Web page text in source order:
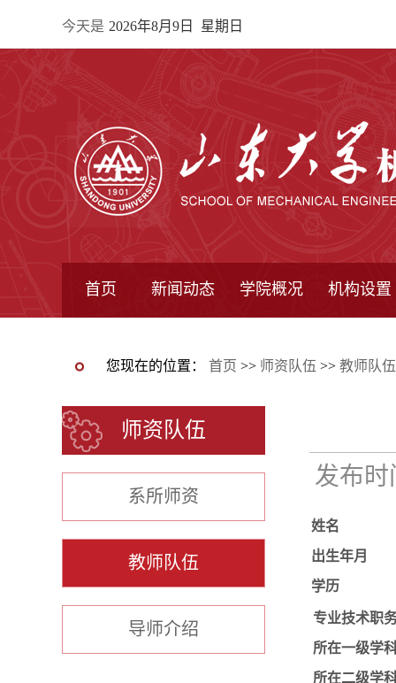
今天是 2026年8月9日 星期日
首页 新闻动态 学院概况 机构设置
您现在的位置： 首页 >> 师资队伍 >> 教师队伍
师资队伍
系所师资
教师队伍
导师介绍
发布
姓名
出生年月
学历
专业技术职
所在一级学
所在二级学